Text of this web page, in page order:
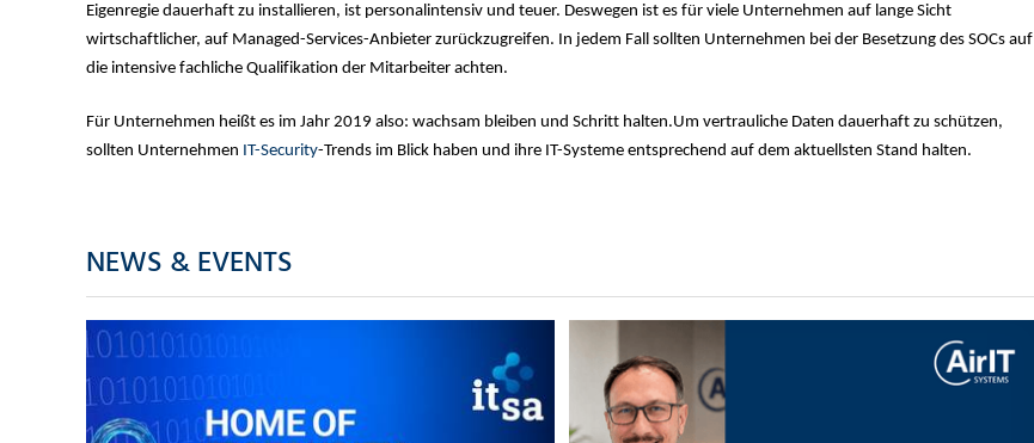
Eigenregie dauerhaft zu installieren, ist personalintensiv und teuer. Deswegen ist es für viele Unternehmen auf lange Sicht
wirtschaftlicher, auf Managed-Services-Anbieter zurückzugreifen. In jedem Fall sollten Unternehmen bei der Besetzung des SOCs auf
die intensive fachliche Qualifikation der Mitarbeiter achten.
Für Unternehmen heißt es im Jahr 2019 also: wachsam bleiben und Schritt halten.Um vertrauliche Daten dauerhaft zu schützen,
sollten Unternehmen IT-Security-Trends im Blick haben und ihre IT-Systeme entsprechend auf dem aktuellsten Stand halten.
NEWS & EVENTS